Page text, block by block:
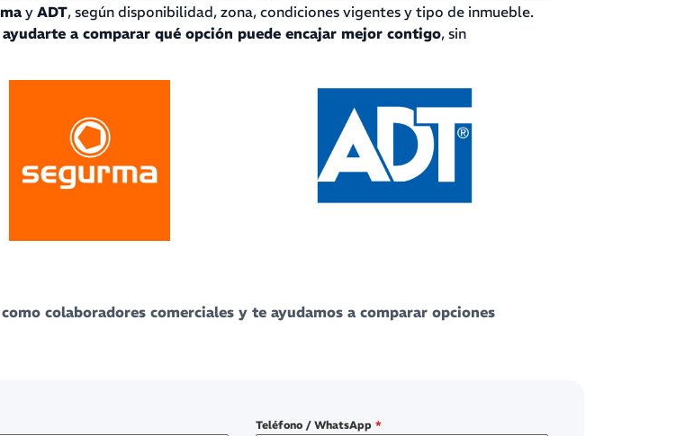
y ADT, según disponibilidad, zona, condiciones vigentes y tipo de inmueble.
a comparar qué opción puede encajar mejor contigo, sin
colaboradores comerciales y te ayudamos a comparar opciones
Teléfono / WhatsApp *